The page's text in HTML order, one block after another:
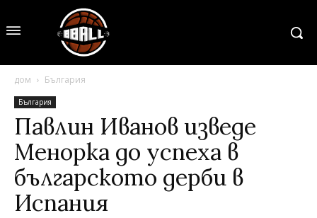
дом България
България
Павлин Иванов изведе
Менорка до успеха в
българското дерби в
Испания